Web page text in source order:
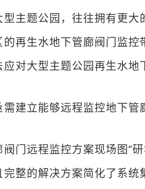
主题公园，往往拥有更
再生水地下管廊阀门监
对大型主题公园再生水
建立能够远程监控地下管
门远程监控方案现场图“
整的解决方案简化了系